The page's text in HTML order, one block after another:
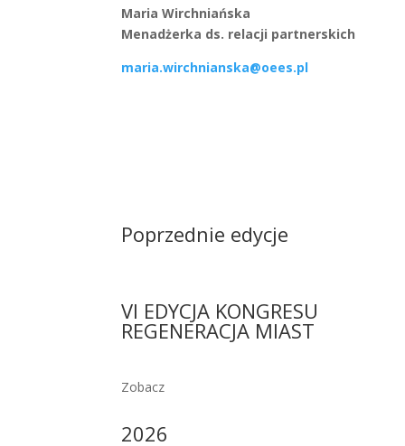
Maria Wirchniańska
Menadżerka ds. relacji partnerskich
maria.wirchnianska@oees.pl
Poprzednie edycje
VI EDYCJA KONGRESU
REGENERACJA MIAST
Zobacz
2026